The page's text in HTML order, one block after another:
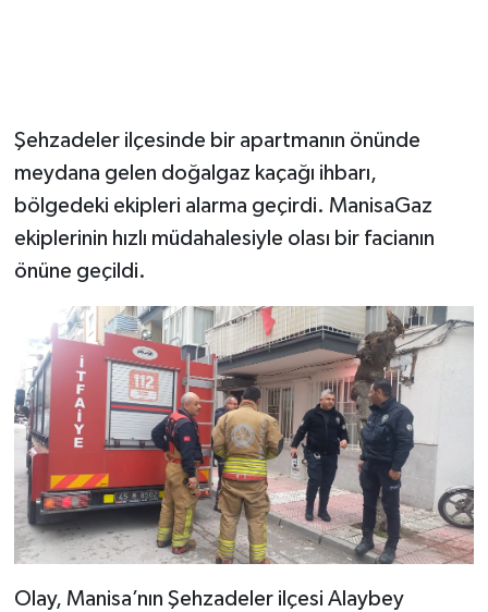
Şehzadeler ilçesinde bir apartmanın önünde
meydana gelen doğalgaz kaçağı ihbarı,
bölgedeki ekipleri alarma geçirdi. ManisaGaz
ekiplerinin hızlı müdahalesiyle olası bir facianın
önüne geçildi.
​Olay, Manisa’nın Şehzadeler ilçesi Alaybey